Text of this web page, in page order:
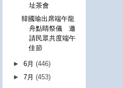
址茶會
韓國瑜出席端午龍
舟點睛祭儀 邀
請民眾共度端午
佳節
►6月(446)
►7月(453)